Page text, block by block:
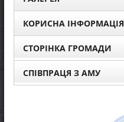
КОРИСНА ІНФОРМАЦІЯ
СТОРІНКА ГРОМАДИ
СПІВПРАЦЯ З АМУ